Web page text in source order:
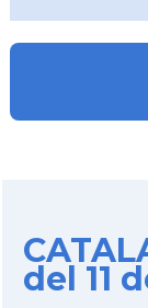
del 11